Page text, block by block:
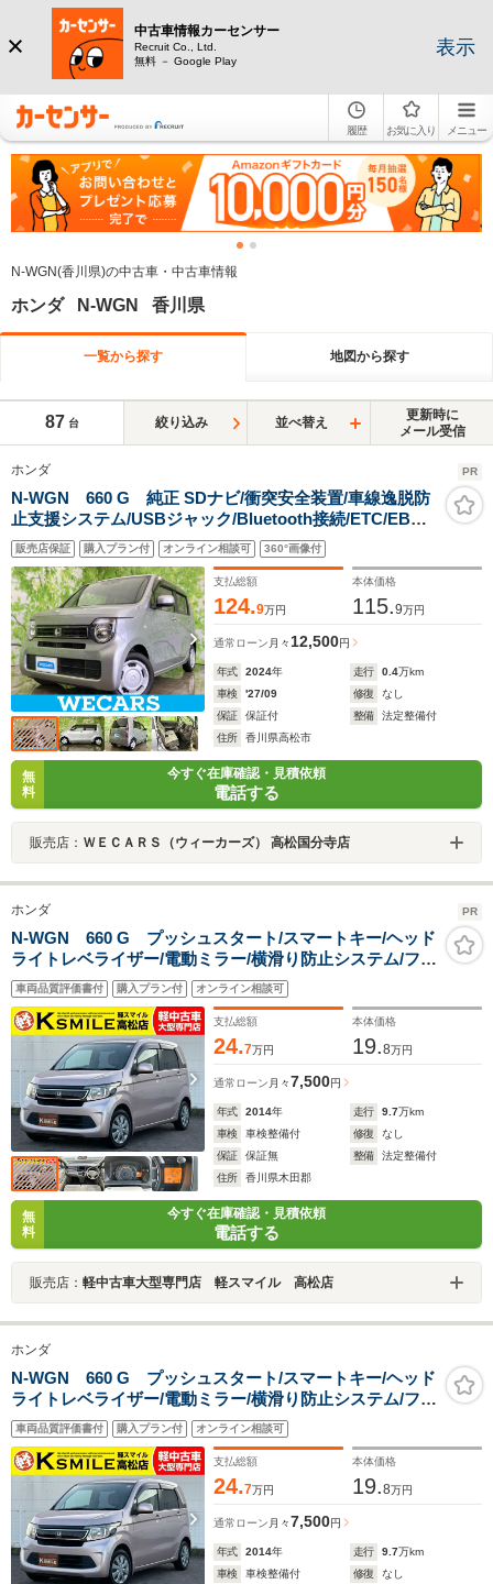
中古車情報カーセンサー
Recruit Co., Ltd.
無料 － Google Play
表示
履歴 お気に入り メニュー
N-WGN(香川県)の中古車・中古車情報
ホンダ N-WGN 香川県
一覧から探す 地図から探す
87 台 絞り込み 並べ替え
更新時に
メール受信
ホンダ PR
N-WGN 660 G 純正 SDナビ/衝突安全装置/車線逸脱防
止支援システム/USBジャック/Bluetooth接続/ETC/EBD
付ABS/横滑り防止装置/アイドリングストップ/クルーズ
コントロール/フルセグTV
販売店保証 購入プラン付 オンライン相談可 360°画像付
支払総額
124.9万円
本体価格
115.9万円
通常ローン 月々12,500円
年式 2024年 走行 0.4万km
車検
'27/09 修復
なし
保証
保証付 整備
法定整備付
住所
香川県高松市
無
料
今すぐ在庫確認・見積依頼
電話する
販売店： ＷＥＣＡＲＳ（ウィーカーズ） 高松国分寺店
ホンダ PR
N-WGN 660 G プッシュスタート/スマートキー/ヘッド
ライトレベライザー/電動ミラー/横滑り防止システム/フロ
アマット/ECONシステム/サイドバイザー
車両品質評価書付 購入プラン付 オンライン相談可
支払総額
24.7万円
本体価格
19.8万円
通常ローン 月々7,500円
年式 2014年 走行 9.7万km
車検
車検整備付 修復
なし
保証
保証無 整備
法定整備付
住所
香川県木田郡
無
料
今すぐ在庫確認・見積依頼
電話する
販売店： 軽中古車大型専門店 軽スマイル 高松店
ホンダ
N-WGN 660 G プッシュスタート/スマートキー/ヘッド
ライトレベライザー/電動ミラー/横滑り防止システム/フロ
アマット/ECONシステム/サイドバイザー
車両品質評価書付 購入プラン付 オンライン相談可
支払総額
24.7万円
本体価格
19.8万円
通常ローン 月々7,500円
年式 2014年 走行 9.7万km
車検
車検整備付 修復
なし